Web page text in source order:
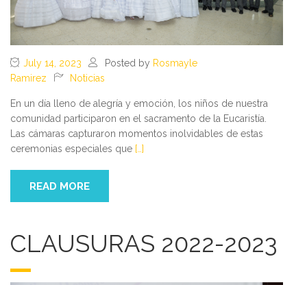
July 14, 2023 Posted by Rosmayle
Ramirez
Noticias
En un día lleno de alegría y emoción, los niños de nuestra
comunidad participaron en el sacramento de la Eucaristía.
Las cámaras capturaron momentos inolvidables de estas
ceremonias especiales que […]
READ MORE
CLAUSURAS 2022-2023